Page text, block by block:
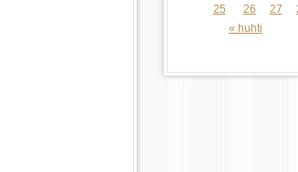
« huhti
25
26 27